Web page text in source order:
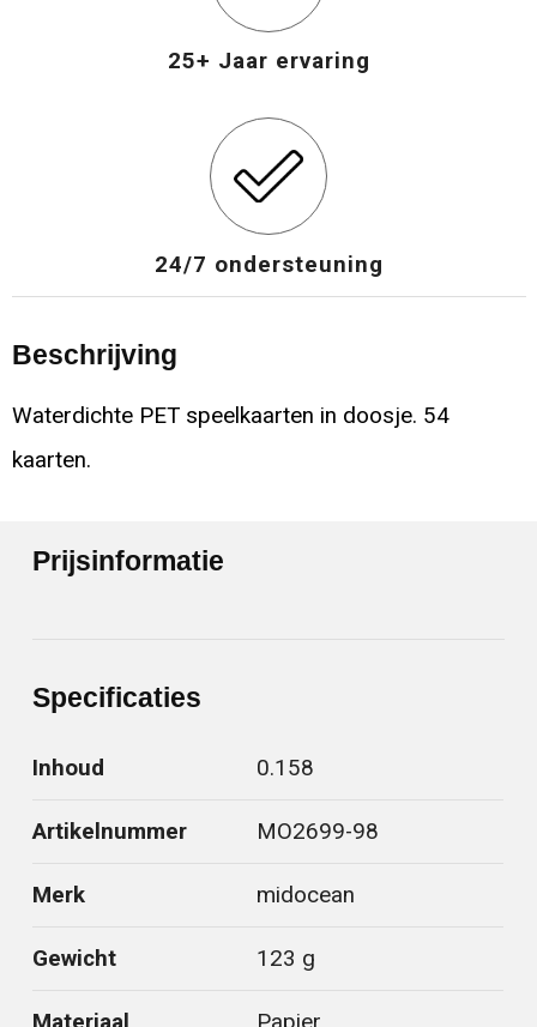
25+ Jaar ervaring
24/7 ondersteuning
Beschrijving
Waterdichte PET speelkaarten in doosje. 54
kaarten.
Prijsinformatie
Specificaties
Inhoud 0.158
Artikelnummer MO2699-98
Merk midocean
Gewicht 123 g